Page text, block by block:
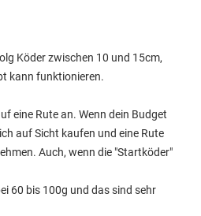
Köder zwischen 10 und 15cm,
kann funktionieren.
eine Rute an. Wenn dein Budget
auf Sicht kaufen und eine Rute
Auch, wenn die "Startköder"
60 bis 100g und das sind sehr